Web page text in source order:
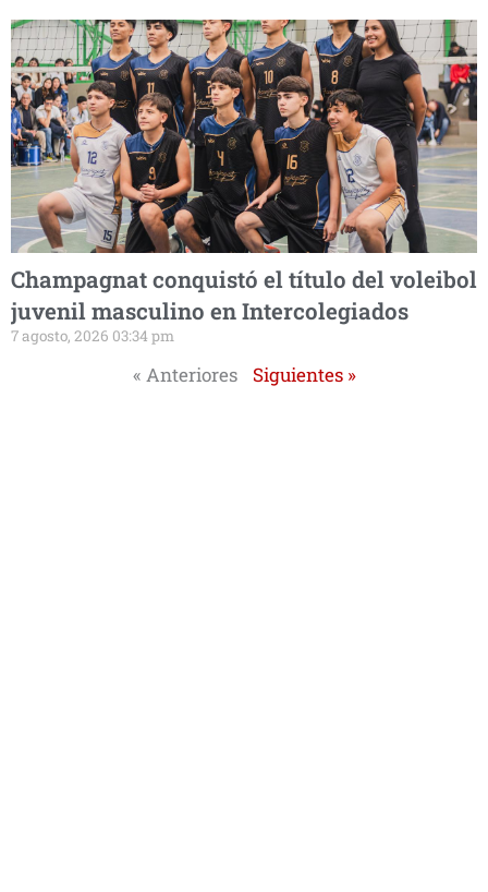
Champagnat conquistó el título del voleibol
juvenil masculino en Intercolegiados
7 agosto, 2026 03:34 pm
« Anteriores Siguientes »